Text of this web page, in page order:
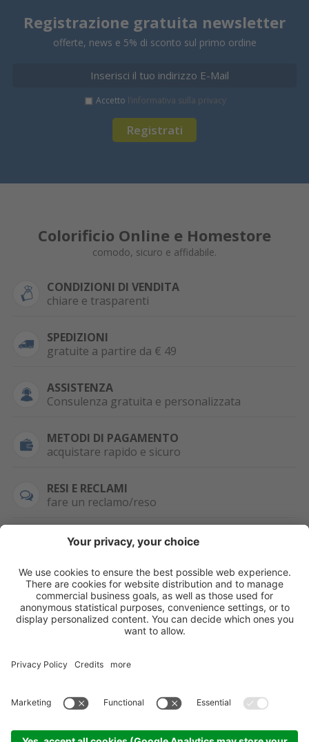
Registrazione gratuita newsletter
offerte, news e 5% di sconto sul primo ordine
Registrati
Accetto l’informativa sulla privacy
Colorificio Online e Homestore
comodo, sicuro e affidabile.
CONDIZIONI DI VENDITA
chiare e trasparenti
SPEDIZIONI
gratuite a partire da € 49
ASSISTENZA
Consulenza gratuita e personalizzata
METODI DI PAGAMENTO
acquistare rapido e sicuro
RESI E RECLAMI
fare un reclamo/reso
SEMPRE DISPONIBILE
0471 506798
WHATSAPP
+39 376 2951129
Credits
Sitemap Informativa privacy
Impostazioni cookie
HAI LA PARTITA
IVA?
Per ordini, offerte,
prezzi speciali e
ulteriori articoli